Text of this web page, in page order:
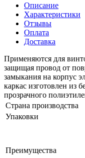
Описание
Характеристики
Отзывы
Оплата
Доставка
Применяются для
защищая провод от
замыкания на корпус
каркас изготовлен из
прозрачного
Страна производства
Упаковки
Преимущества